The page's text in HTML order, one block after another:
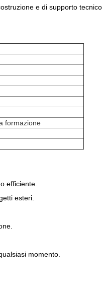
e di supporto
formazione
efficiente.
esteri.
momento.